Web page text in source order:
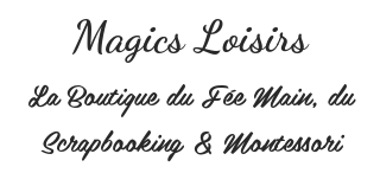
Magics Loisirs
La Boutique du Fée Main, du
Scrapbooking & Montessori